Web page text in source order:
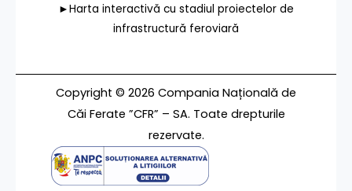
►Harta interactivă cu stadiul proiectelor de
infrastructură feroviară
Copyright © 2026 Compania Națională de
Căi Ferate ”CFR” – SA. Toate drepturile
rezervate.